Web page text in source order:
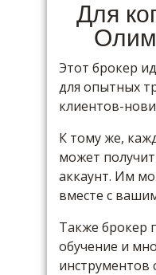
Для
Этот брокер
для опытных
клиентов-
К тому же,
может
аккаунт. Им
вместе с
Также брокер
обучение и